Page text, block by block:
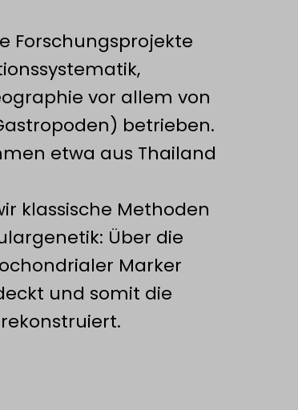
Forschungsprojekte
vor allem von
betrieben.
etwa aus Thailand
klassische Methoden
Über die
Marker
und somit die